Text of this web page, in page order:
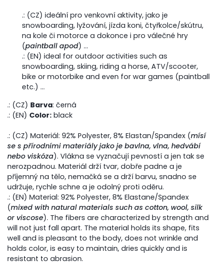
.: (CZ) ideální pro venkovní aktivity, jako je
snowboarding, lyžování, jízda koni, čtyřkolce/skútru,
na kole či motorce a dokonce i pro válečné hry
(paintball apod) ...
.: (EN) ideal for outdoor activities such as
snowboarding, skiing, riding a horse, ATV/scooter,
bike or motorbike and even for war games (paintball
etc.) ...
.: (CZ) Barva: černá
.: (EN) Color: black
.: (CZ) Materiál: 92% Polyester, 8% Elastan/Spandex (mísí
se s přírodními materiály jako je bavlna, vlna, hedvábí
nebo viskóza). Vlákna se vyznačují pevností a jen tak se
nerozpadnou. Materiál drží tvar, dobře padne a je
příjemný na tělo, nemačká se a drží barvu, snadno se
udržuje, rychle schne a je odolný proti oděru.
.: (EN) Material: 92% Polyester, 8% Elastane/Spandex
(mixed with natural materials such as cotton, wool, silk
or viscose). The fibers are characterized by strength and
will not just fall apart. The material holds its shape, fits
well and is pleasant to the body, does not wrinkle and
holds color, is easy to maintain, dries quickly and is
resistant to abrasion.